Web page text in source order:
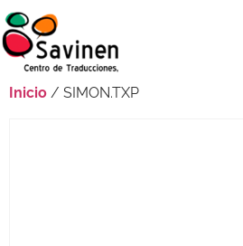
Inicio / SIMON.TXP